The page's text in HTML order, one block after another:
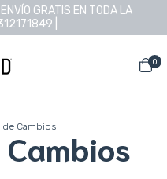
GRATIS EN TODA LA
|
0
de Cambios